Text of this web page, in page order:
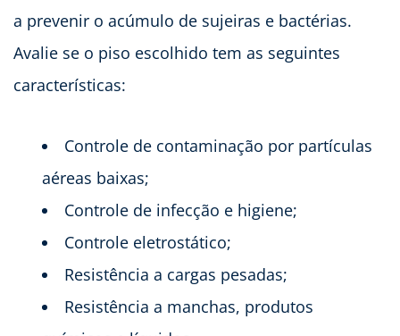
a prevenir o acúmulo de sujeiras e bactérias.
Avalie se o piso escolhido tem as seguintes
características:
Controle de contaminação por partículas
aéreas baixas;
Controle de infecção e higiene;
Controle eletrostático;
Resistência a cargas pesadas;
Resistência a manchas, produtos